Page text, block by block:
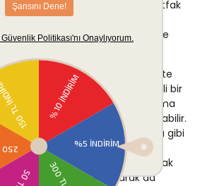
hızlı kurulama için mutfak
turkuaz ve beyaz renk
mutfağın genel görünümüyle
kullanılırken diğerinin yedekte
kılar; bu da mutfakta düzenli bir
Taze sebze ve meyvelerin yıkama
da işlevsel biçimde kullanılabilir.
hem de misafir ağırlama gibi
durumlarda işlevini eksiksiz
görünümü sayesinde mutfak
dekoratif bir unsur olarak da